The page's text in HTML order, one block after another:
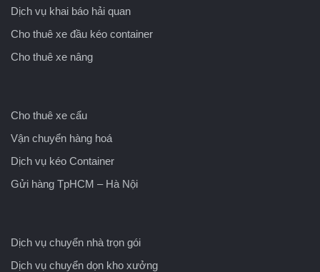
Dịch vụ khai báo hải quan
Cho thuê xe đầu kéo container
Cho thuê xe nâng
Cho thuê xe cẩu
Vận chuyển hàng hoá
Dịch vụ kéo Container
Gửi hàng TpHCM – Hà Nội
Dịch vụ chuyển nhà trọn gói
Dịch vụ chuyển dọn kho xưởng